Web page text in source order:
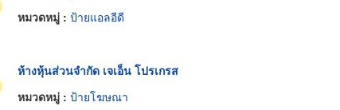
หมวดหมู่ : ป้ายแอลอีดี
ห้างหุ้นส่วนจำกัด เจเอ็น โปรเกรส
หมวดหมู่ : ป้ายโฆษณา